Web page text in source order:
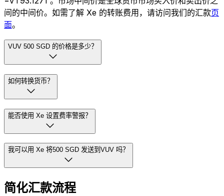
间的中间价。如需了解 Xe 的转账费用，请访问我们的汇款页
面。
VUV 500 SGD 的价格是多少？
如何转换货币？
能否使用 Xe 设置费率警报？
我可以用 Xe 将500 SGD 发送到VUV 吗？
简化汇款流程